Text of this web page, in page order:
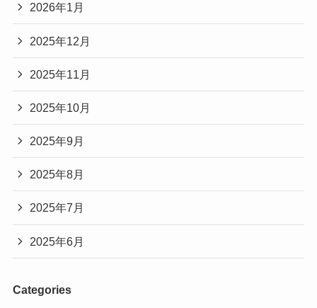
2026年1月
2025年12月
2025年11月
2025年10月
2025年9月
2025年8月
2025年7月
2025年6月
Categories